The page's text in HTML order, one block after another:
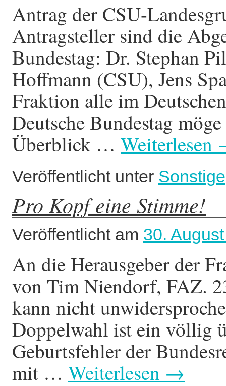
Antrag der CSU-
Antragsteller sind die
Bundestag: Dr. Stephan
Hoffmann (CSU), Jens
Fraktion alle im
Deutsche Bundestag
Überblick … Weiterlesen
Veröffentlicht unter Sonstige
Pro Kopf eine Stimme!
Veröffentlicht am 30.
An die Herausgeber der
von Tim Niendorf, FAZ.
kann nicht
Doppelwahl ist ein völlig
Geburtsfehler der
mit … Weiterlesen →